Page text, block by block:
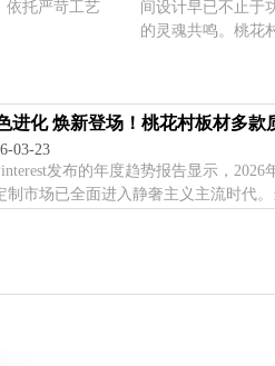
依托严苛工艺
间设计早已不止于
的灵魂共鸣。桃花
进化 焕新登场！桃花村板材多款
03-23
发布的年度趋势报告显示，2026
制市场已全面进入静奢主义主流时代